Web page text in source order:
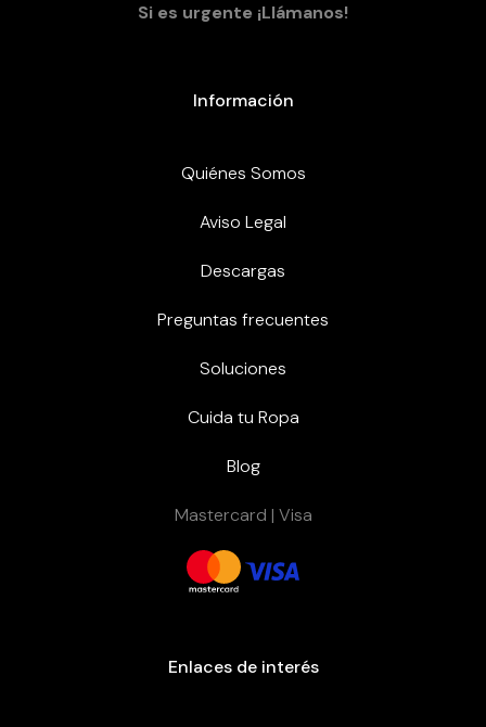
Si es urgente ¡Llámanos!
Información
Quiénes Somos
Aviso Legal
Descargas
Preguntas frecuentes
Soluciones
Cuida tu Ropa
Blog
Mastercard | Visa
Enlaces de interés